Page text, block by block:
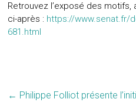
Retrouvez l’exposé des
ci-après : https://www.senat.fr/
681.html
← Philippe Folliot présente